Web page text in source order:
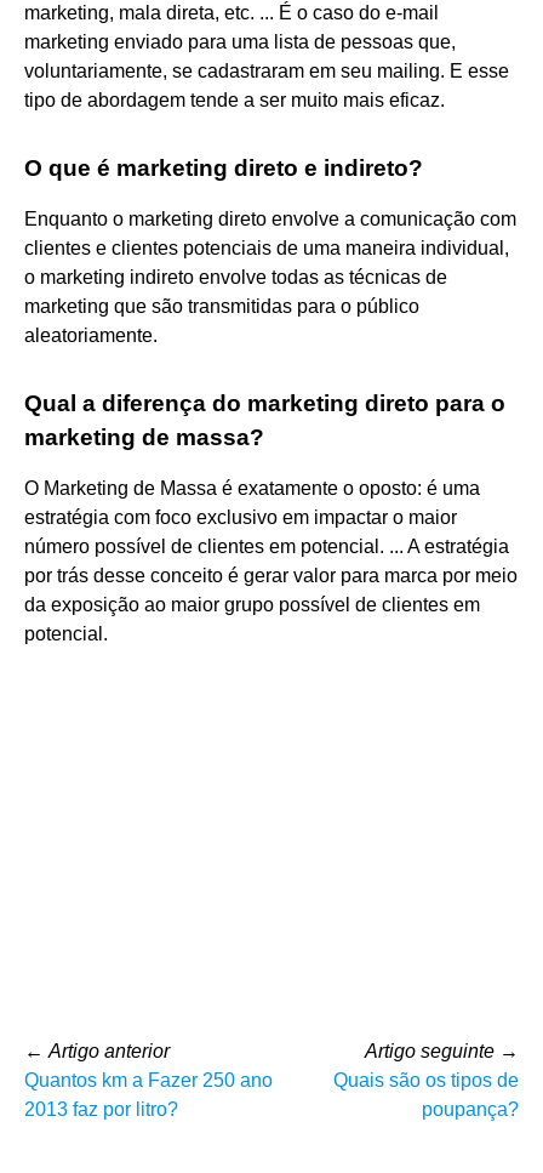
marketing, mala direta, etc. ... É o caso do e-mail
marketing enviado para uma lista de pessoas que,
voluntariamente, se cadastraram em seu mailing. E esse
tipo de abordagem tende a ser muito mais eficaz.
O que é marketing direto e indireto?
Enquanto o marketing direto envolve a comunicação com
clientes e clientes potenciais de uma maneira individual,
o marketing indireto envolve todas as técnicas de
marketing que são transmitidas para o público
aleatoriamente.
Qual a diferença do marketing direto para o
marketing de massa?
O Marketing de Massa é exatamente o oposto: é uma
estratégia com foco exclusivo em impactar o maior
número possível de clientes em potencial. ... A estratégia
por trás desse conceito é gerar valor para marca por meio
da exposição ao maior grupo possível de clientes em
potencial.
← Artigo anterior
Quantos km a Fazer 250 ano
2013 faz por litro?
Artigo seguinte →
Quais são os tipos de
poupança?